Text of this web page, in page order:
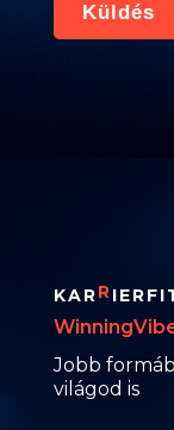
Küldés
KARR
Jobb
világod is